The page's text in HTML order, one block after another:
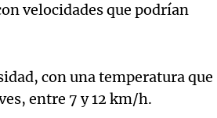
velocidades que podrían
con una temperatura que
entre 7 y 12 km/h.